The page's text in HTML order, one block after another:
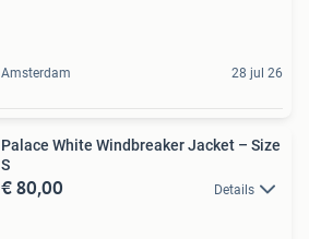
Amsterdam 28 jul 26
Palace White Windbreaker Jacket – Size
S
€ 80,00 Details